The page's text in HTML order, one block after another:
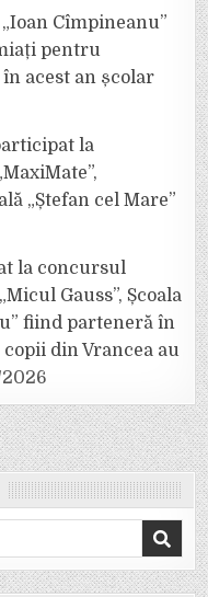
Cîmpineanu”
pentru
acest an școlar
la
„Ștefan cel Mare”
la concursul
Gauss”, Școala
fiind parteneră în
din Vrancea au